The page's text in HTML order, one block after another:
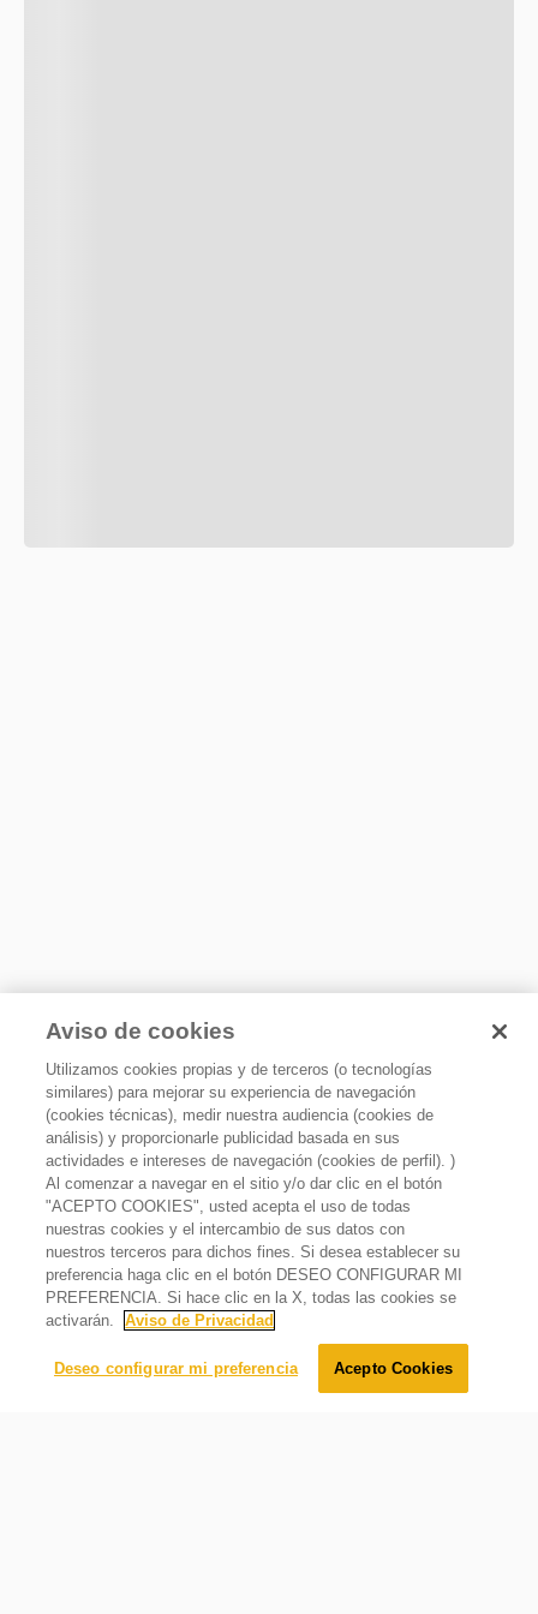
Combo Lavadora 18kg Carga Superior + Refrigerador
Xpert Inverter Top Mount 9"
21,199.00
$16,299.00 Oferta23%
Agregar al carrito
Aviso de cookies
Utilizamos cookies propias y de terceros (o tecnologías
similares) para mejorar su experiencia de navegación
(cookies técnicas), medir nuestra audiencia (cookies de
análisis) y proporcionarle publicidad basada en sus
actividades e intereses de navegación (cookies de perfil). )
Al comenzar a navegar en el sitio y/o dar clic en el botón
"ACEPTO COOKIES", usted acepta el uso de todas
nuestras cookies y el intercambio de sus datos con
nuestros terceros para dichos fines. Si desea establecer su
preferencia haga clic en el botón DESEO CONFIGURAR MI
PREFERENCIA. Si hace clic en la X, todas las cookies se
activarán.
Aviso de Privacidad
Deseo configurar mi preferencia Acepto Cookies